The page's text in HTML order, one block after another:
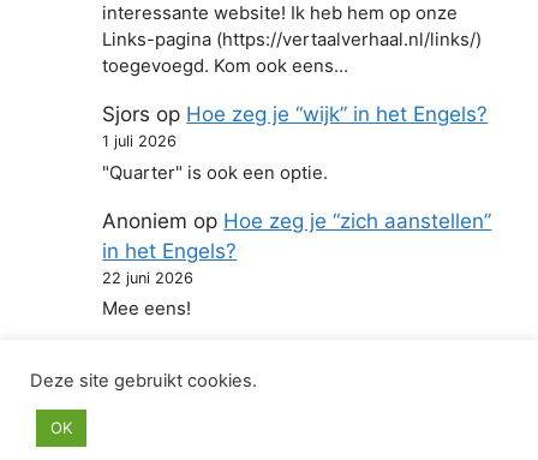
interessante website! Ik heb hem op onze
Links-pagina (https://vertaalverhaal.nl/links/)
toegevoegd. Kom ook eens…
Sjors op Hoe zeg je “wijk” in het Engels?
1 juli 2026
"Quarter" is ook een optie.
Anoniem op Hoe zeg je “zich aanstellen”
in het Engels?
22 juni 2026
Mee eens!
© 2026 Hoe zeg je in het Engels
Deze site gebruikt cookies.
OK